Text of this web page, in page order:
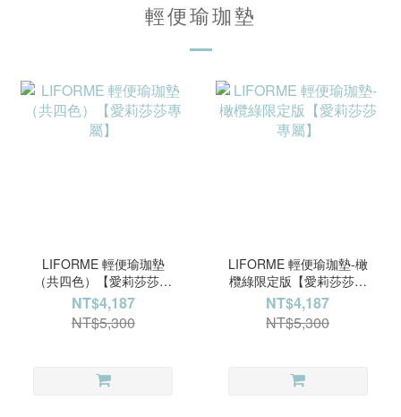
輕便瑜珈墊
LIFORME 輕便瑜珈墊
（共四色）【愛莉莎莎專
屬】
NT$4,187
NT$5,300
LIFORME 輕便瑜珈墊-橄
欖綠限定版【愛莉莎莎專
屬】
NT$4,187
NT$5,300